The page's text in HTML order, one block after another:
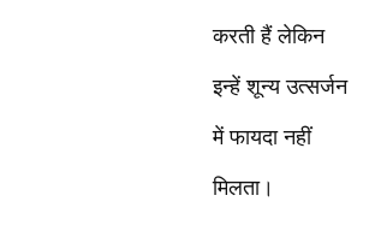
करती हैं लेकिन
इन्हें शून्य उत्सर्जन
में फायदा नहीं
मिलता।